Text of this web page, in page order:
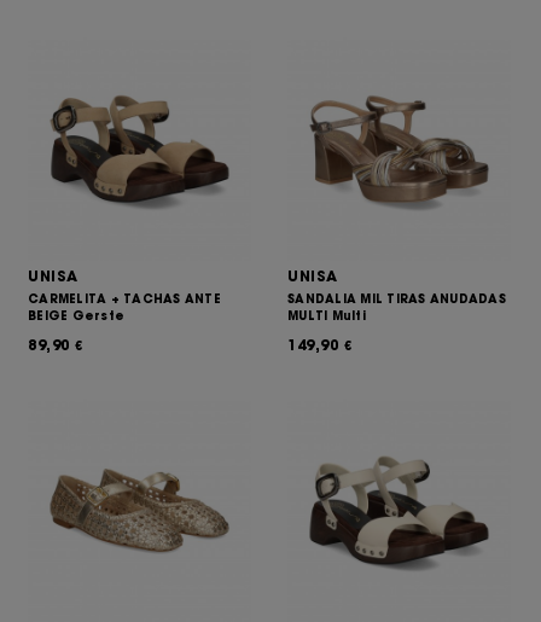
UNISA
CARMELITA + TACHAS ANTE
BEIGE Gerste
89,90 €
UNISA
SANDALIA MIL TIRAS ANUDADAS
MULTI Multi
149,90 €